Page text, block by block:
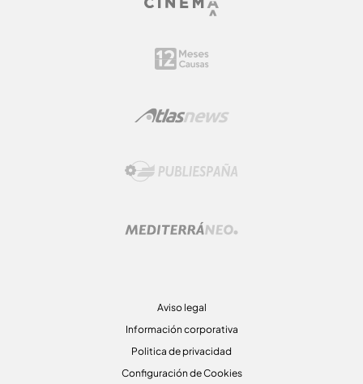
Aviso legal
Información corporativa
Politica de privacidad
Configuración de Cookies